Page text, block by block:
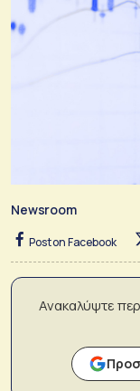
Newsroom
Post on Facebook
Ανακαλύψτε